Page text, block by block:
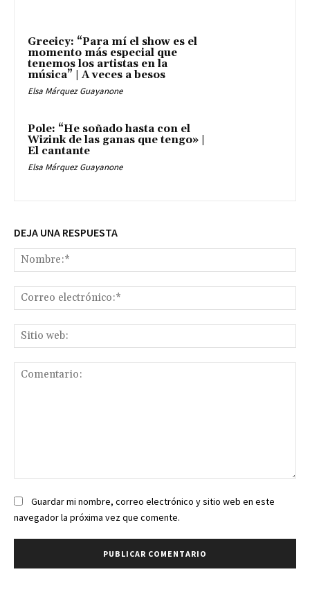
Greeicy: “Para mí el show es el
momento más especial que
tenemos los artistas en la
música” | A veces a besos
Elsa Márquez Guayanone
Pole: “He soñado hasta con el
Wizink de las ganas que tengo» |
El cantante
Elsa Márquez Guayanone
DEJA UNA RESPUESTA
Guardar mi nombre, correo electrónico y sitio web en este
navegador la próxima vez que comente.